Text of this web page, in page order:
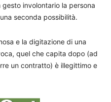
involontario la persona
seconda possibilità.
e la digitazione di una
quel che capita dopo (ad
un contratto) è illegittimo e